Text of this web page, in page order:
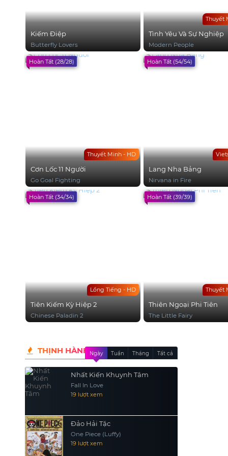
Kiếm Điệp
Butterfly Lovers
Thuyết
Tình Yêu Và Sự Nghiệp
Modern People
Thuyết Minh - HD
Hoàn Tất (28/28)
Cơn Lốc 11 Người
Go Goal Fighting
Hoàn Tất (54/54)
Lang Nha Bảng
Nirvana in Fire
Lồng Tiếng - HD
Hoàn Tất (34/34)
Tiên Kiếm Kỳ Hiệp 2
Chinese Paladin 2
Thuyết
Hoàn Tất (39/39)
Thiên Ngoại Phi Tiên
The Little Fairy
THỊNH HÀNH Ngày Tuần Tháng Tất cả
Nhất Kiến Khuynh Tâm
Fall In Love
19 lượt xem
Đảo Hải Tặc
One Piece (Luffy)
19 lượt xem